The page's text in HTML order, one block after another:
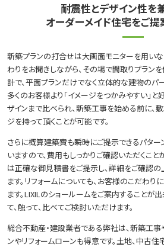
耐震性とデザイン性を
オーダーメイド住宅をご提
新築プランの打合せは大画面モニターを用いな
わりをお聞きしながら、その場で間取りプラン
計で、平面プランだけでなく立体的な建物のパ
多くのお客様より「イメージをつかみやすい」と
ザインまで比べられ、新築工事を始める前に、
ジを持って頂くことが可能です。
さらに概算建築費も瞬時にご提示できるパター
いますので、費用もしっかりご確認いただくこと
は正確な御見積書をご提示し、詳細をご確認
ます。リフォームについても、お客様のこだわ
ます。LIXILのショールームをご案内することが
て、触って、比べてご検討いただけます。
総合不動産・建設業者である弊社は、新築工
ンやリフォームローンも得意です。土地、中古